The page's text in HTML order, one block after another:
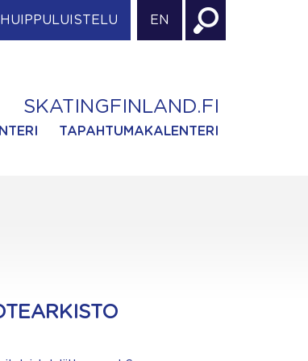
HUIPPULUISTELU EN
SKATINGFINLAND.FI
TAPAHTUMAKALENTERI